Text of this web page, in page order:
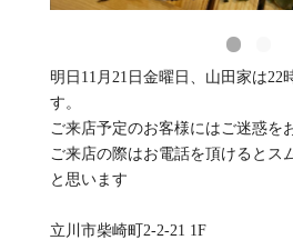
明日11月21日金曜日、山田家は22
す。
ご来店予定のお客様にはご迷惑を
ご来店の際はお電話を頂けるとス
と思います
立川市柴崎町2-2-21 1F